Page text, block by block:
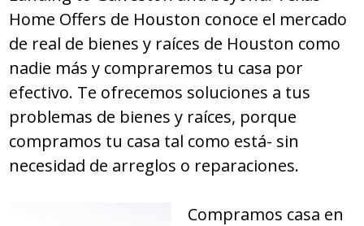
Home Offers de Houston conoce el mercado
de real de bienes y raíces de Houston como
nadie más y compraremos tu casa por
efectivo. Te ofrecemos soluciones a tus
problemas de bienes y raíces, porque
compramos tu casa tal como está- sin
necesidad de arreglos o reparaciones.
Compramos casa en